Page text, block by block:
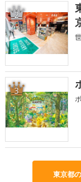
2
3
東京都